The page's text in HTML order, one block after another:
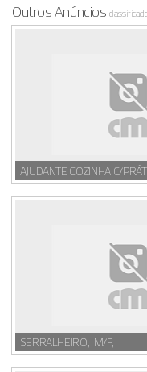
Outros Anúncios
AJUDANTE COZINHA C/
SERRALHEIRO, M/F,